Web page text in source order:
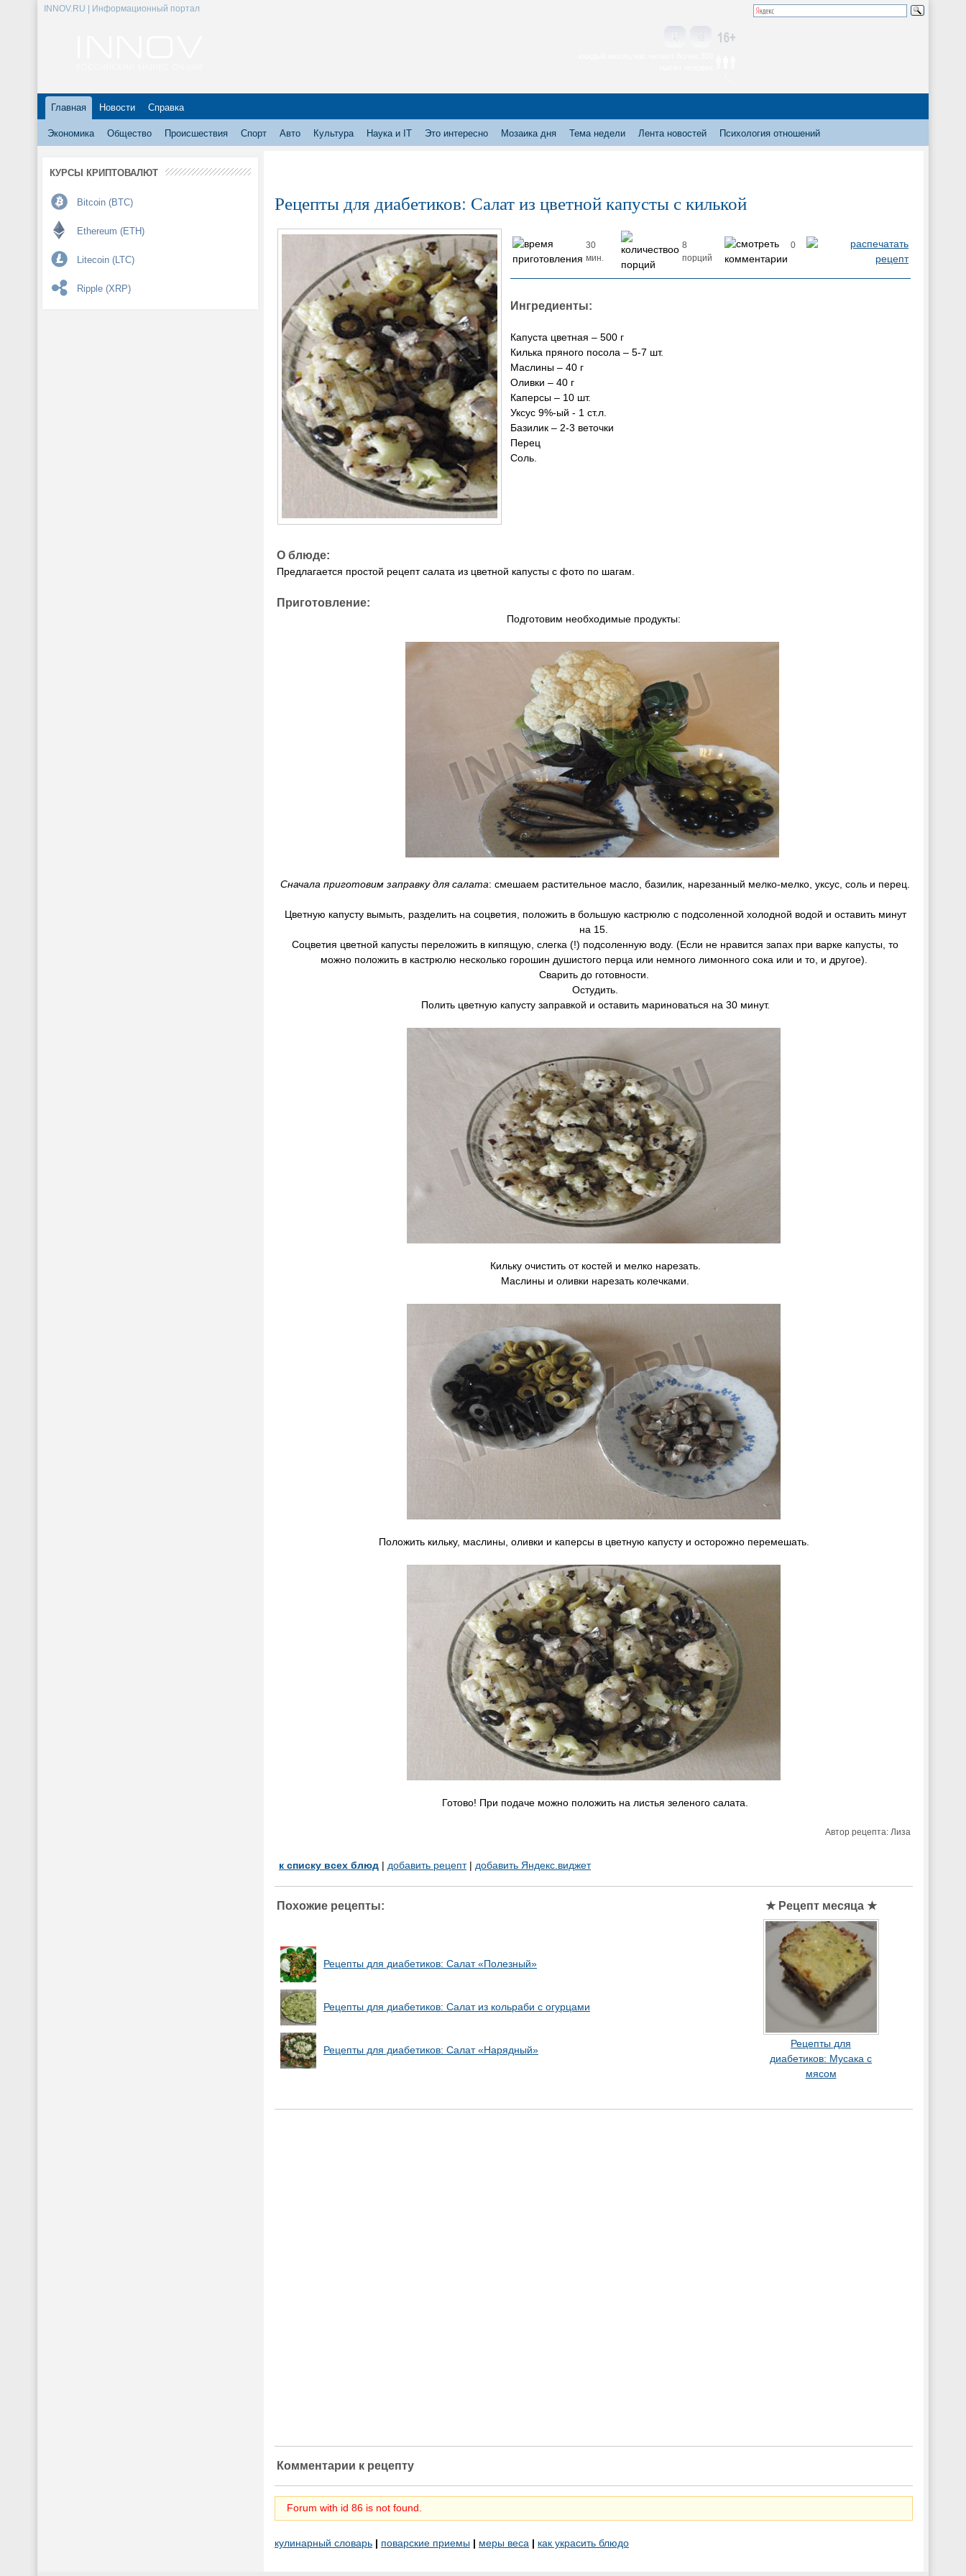
INNOV.RU | Информационный портал
Главная Новости Справка
Экономика Общество Происшествия Спорт Авто Культура Наука и IT Это интересно Мозаика дня Тема недели Лента новостей Психология отношений
КУРСЫ КРИПТОВАЛЮТ
Bitcoin (BTC)
Ethereum (ETH)
Litecoin (LTC)
Ripple (XRP)
Рецепты для диабетиков: Салат из цветной капусты с килькой
30
мин.
8
порций
0
Ингредиенты:
Капуста цветная – 500 г
Килька пряного посола – 5-7 шт.
Маслины – 40 г
Оливки – 40 г
Каперсы – 10 шт.
Уксус 9%-ый - 1 ст.л.
Базилик – 2-3 веточки
Перец
Соль.
О блюде:
Предлагается простой рецепт салата из цветной капусты с фото по шагам.
Приготовление:
Подготовим необходимые продукты:
Сначала приготовим заправку для салата: смешаем растительное масло, базилик, нарезанный мелко-мелко, уксус, соль и перец.
Цветную капусту вымыть, разделить на соцветия, положить в большую кастрюлю с подсоленной холодной водой и оставить минут
на 15.
Соцветия цветной капусты переложить в кипящую, слегка (!) подсоленную воду. (Если не нравится запах при варке капусты, то
можно положить в кастрюлю несколько горошин душистого перца или немного лимонного сока или и то, и другое).
Сварить до готовности.
Остудить.
Полить цветную капусту заправкой и оставить мариноваться на 30 минут.
Кильку очистить от костей и мелко нарезать.
Маслины и оливки нарезать колечками.
Положить кильку, маслины, оливки и каперсы в цветную капусту и осторожно перемешать.
Готово! При подаче можно положить на листья зеленого салата.
Автор рецепта: Лиза
к списку всех блюд | добавить рецепт| добавить Яндекс.виджет
Похожие рецепты: ★ Рецепт месяца ★
Рецепты для диабетиков: Салат «Полезный»
Рецепты для диабетиков: Салат из кольраби с огурцами
Рецепты для диабетиков: Салат «Нарядный»
Рецепты для
диабетиков: Мусака с
мясом
Комментарии к рецепту
Forum with id 86 is not found.
кулинарный словарь | поварские приемы | меры веса | как украсить блюдо